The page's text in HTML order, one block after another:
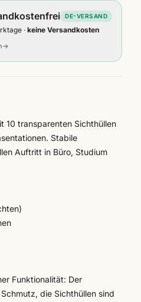
DE-VERSAND
·keine Versandkosten
→
10 transparenten Sichthüllen
Stabile
Auftritt in Büro, Studium
Funktionalität: Der
die Sichthüllen sind